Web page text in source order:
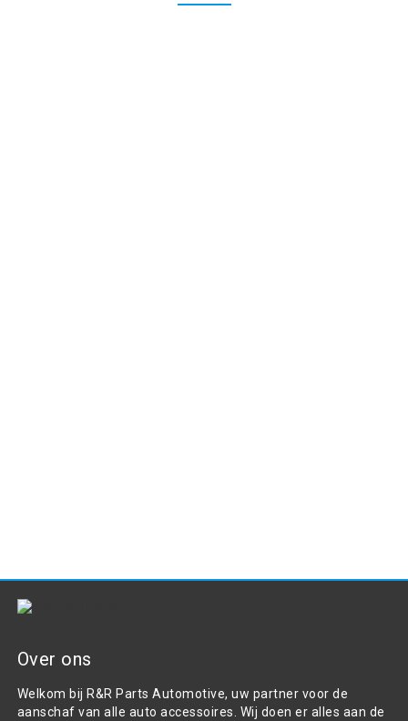
Over ons
Welkom bij R&R Parts Automotive, uw partner voor de
aanschaf van alle auto accessoires. Wij doen er alles aan de